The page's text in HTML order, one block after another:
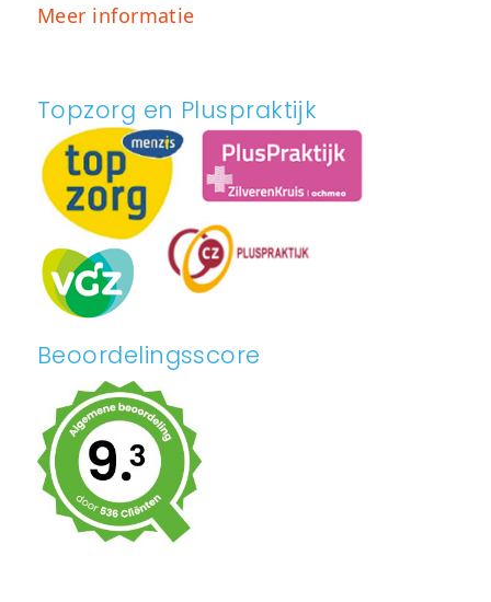
Meer informatie
Topzorg en Pluspraktijk
Beoordelingsscore